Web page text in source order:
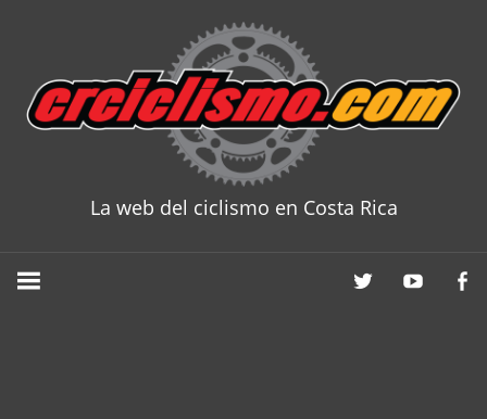
content
La web del ciclismo en Costa Rica